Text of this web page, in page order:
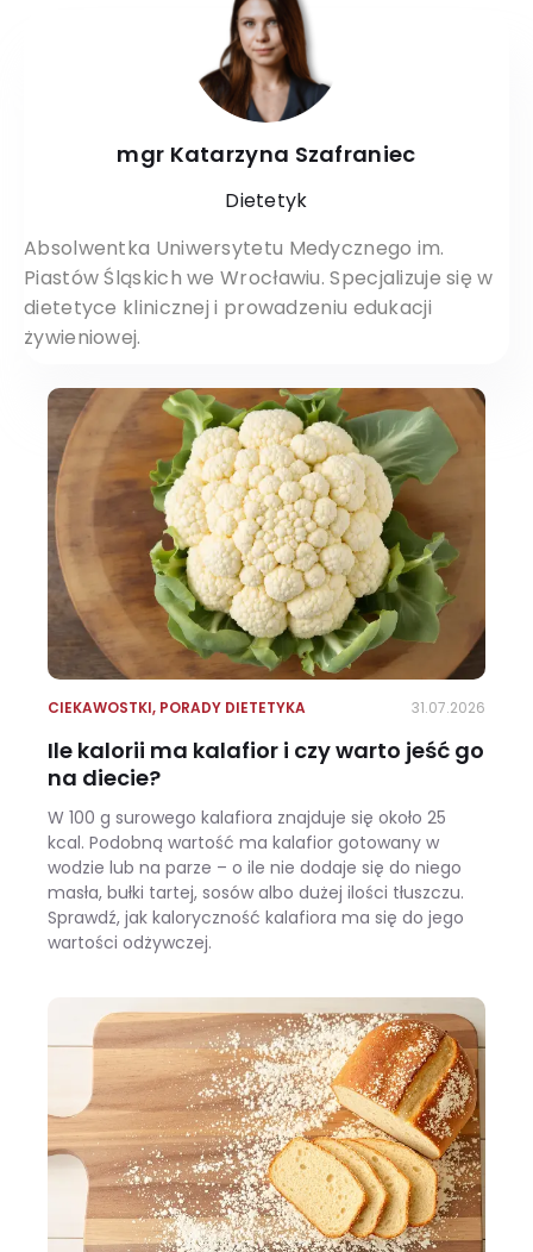
mgr Katarzyna Szafraniec
Dietetyk
Absolwentka Uniwersytetu Medycznego im.
Piastów Śląskich we Wrocławiu. Specjalizuje się w
dietetyce klinicznej i prowadzeniu edukacji
żywieniowej.
CIEKAWOSTKI, PORADY DIETETYKA 31.07.2026
Ile kalorii ma kalafior i czy warto jeść go
na diecie?
W 100 g surowego kalafiora znajduje się około 25
kcal. Podobną wartość ma kalafior gotowany w
wodzie lub na parze – o ile nie dodaje się do niego
masła, bułki tartej, sosów albo dużej ilości tłuszczu.
Sprawdź, jak kaloryczność kalafiora ma się do jego
wartości odżywczej.